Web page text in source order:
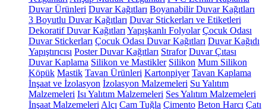
Duvar Ürünleri Duvar Kağıtları Boyanabilir Duvar Kağıtları
3 Boyutlu Duvar Kağıtları Duvar Stickerları ve Etiketleri
Dekoratif Duvar Kağıtları Yapışkanlı Folyolar Çocuk Odası
Duvar Stickerları Çocuk Odası Duvar Kağıtları Duvar Kağıdı
Yapıştırıcısı Poster Duvar Kağıtları Strafor Duvar Çıtası
Duvar Kaplama Silikon ve Mastikler Silikon Mum Silikon
Köpük Mastik Tavan Ürünleri Kartonpiyer Tavan Kaplama
İnşaat ve İzolasyon İzolasyon Malzemeleri Su Yalıtım
Malzemeleri Isı Yalıtım Malzemeleri Ses Yalıtım Malzemeleri
İnşaat Malzemeleri Alçı Cam Tuğla Çimento Beton Harcı Çatı